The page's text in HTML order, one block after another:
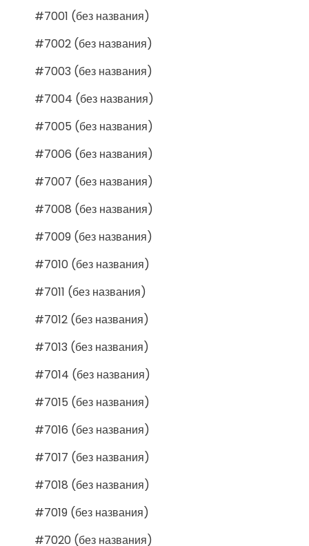
#7001 (без названия)
#7002 (без названия)
#7003 (без названия)
#7004 (без названия)
#7005 (без названия)
#7006 (без названия)
#7007 (без названия)
#7008 (без названия)
#7009 (без названия)
#7010 (без названия)
#7011 (без названия)
#7012 (без названия)
#7013 (без названия)
#7014 (без названия)
#7015 (без названия)
#7016 (без названия)
#7017 (без названия)
#7018 (без названия)
#7019 (без названия)
#7020 (без названия)